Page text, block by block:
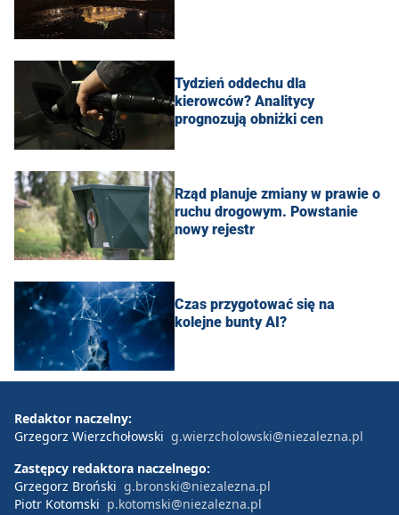
Tydzień oddechu dla
kierowców? Analitycy
prognozują obniżki cen
Rząd planuje zmiany w prawie o
ruchu drogowym. Powstanie
nowy rejestr
Czas przygotować się na
kolejne bunty AI?
Redaktor naczelny:
Grzegorz Wierzchołowski g.wierzcholowski@niezalezna.pl
Zastępcy redaktora naczelnego:
Grzegorz Broński g.bronski@niezalezna.pl
Piotr Kotomski p.kotomski@niezalezna.pl